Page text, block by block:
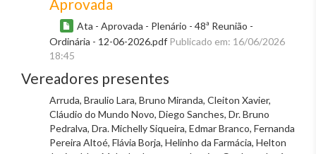
Aprovada
Ata - Aprovada - Plenário - 48ª Reunião -
Ordinária - 12-06-2026.pdf Publicado em: 16/06/2026
18:45
Vereadores presentes
Arruda, Braulio Lara, Bruno Miranda, Cleiton Xavier,
Cláudio do Mundo Novo, Diego Sanches, Dr. Bruno
Pedralva, Dra. Michelly Siqueira, Edmar Branco, Fernanda
Pereira Altoé, Flávia Borja, Helinho da Farmácia, Helton